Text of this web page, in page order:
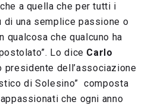
a quella che per tutti i
una semplice passione o
qualcosa che qualcuno ha
Lo dice Carlo
presidente dell’associazione
di Solesino” composta
che ogni anno